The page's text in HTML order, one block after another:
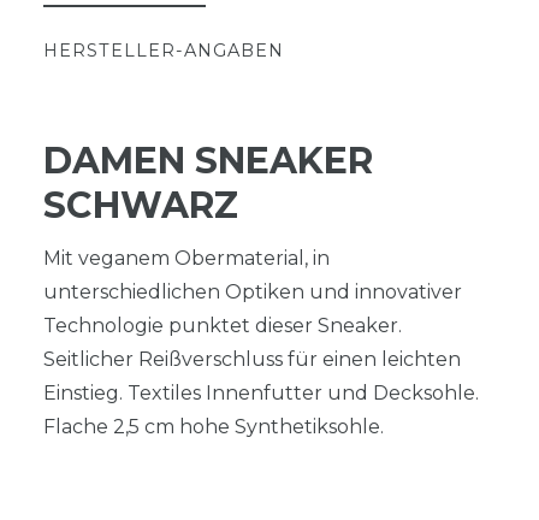
HERSTELLER-ANGABEN
DAMEN SNEAKER
SCHWARZ
Mit veganem Obermaterial, in
unterschiedlichen Optiken und innovativer
Technologie punktet dieser Sneaker.
Seitlicher Reißverschluss für einen leichten
Einstieg. Textiles Innenfutter und Decksohle.
Flache 2,5 cm hohe Synthetiksohle.